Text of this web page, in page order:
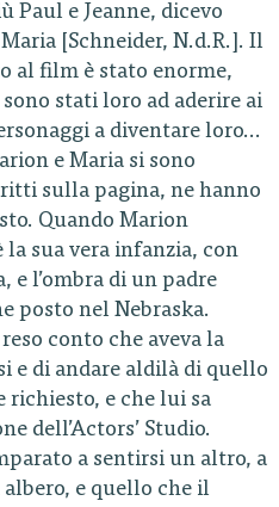
Paul e Jeanne, dicevo
[Schneider, N.d.R.]. Il
al film è stato enorme,
stati loro ad aderire ai
a diventare loro…
e Maria si sono
sulla pagina, ne hanno
Quando Marion
sua vera infanzia, con
e l’ombra di un padre
posto nel Nebraska.
conto che aveva la
e di andare aldilà di quello
richiesto, e che lui sa
dell’Actors’ Studio.
a sentirsi un altro, a
e quello che il